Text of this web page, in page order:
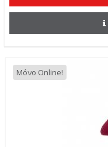
Μόνο Online!